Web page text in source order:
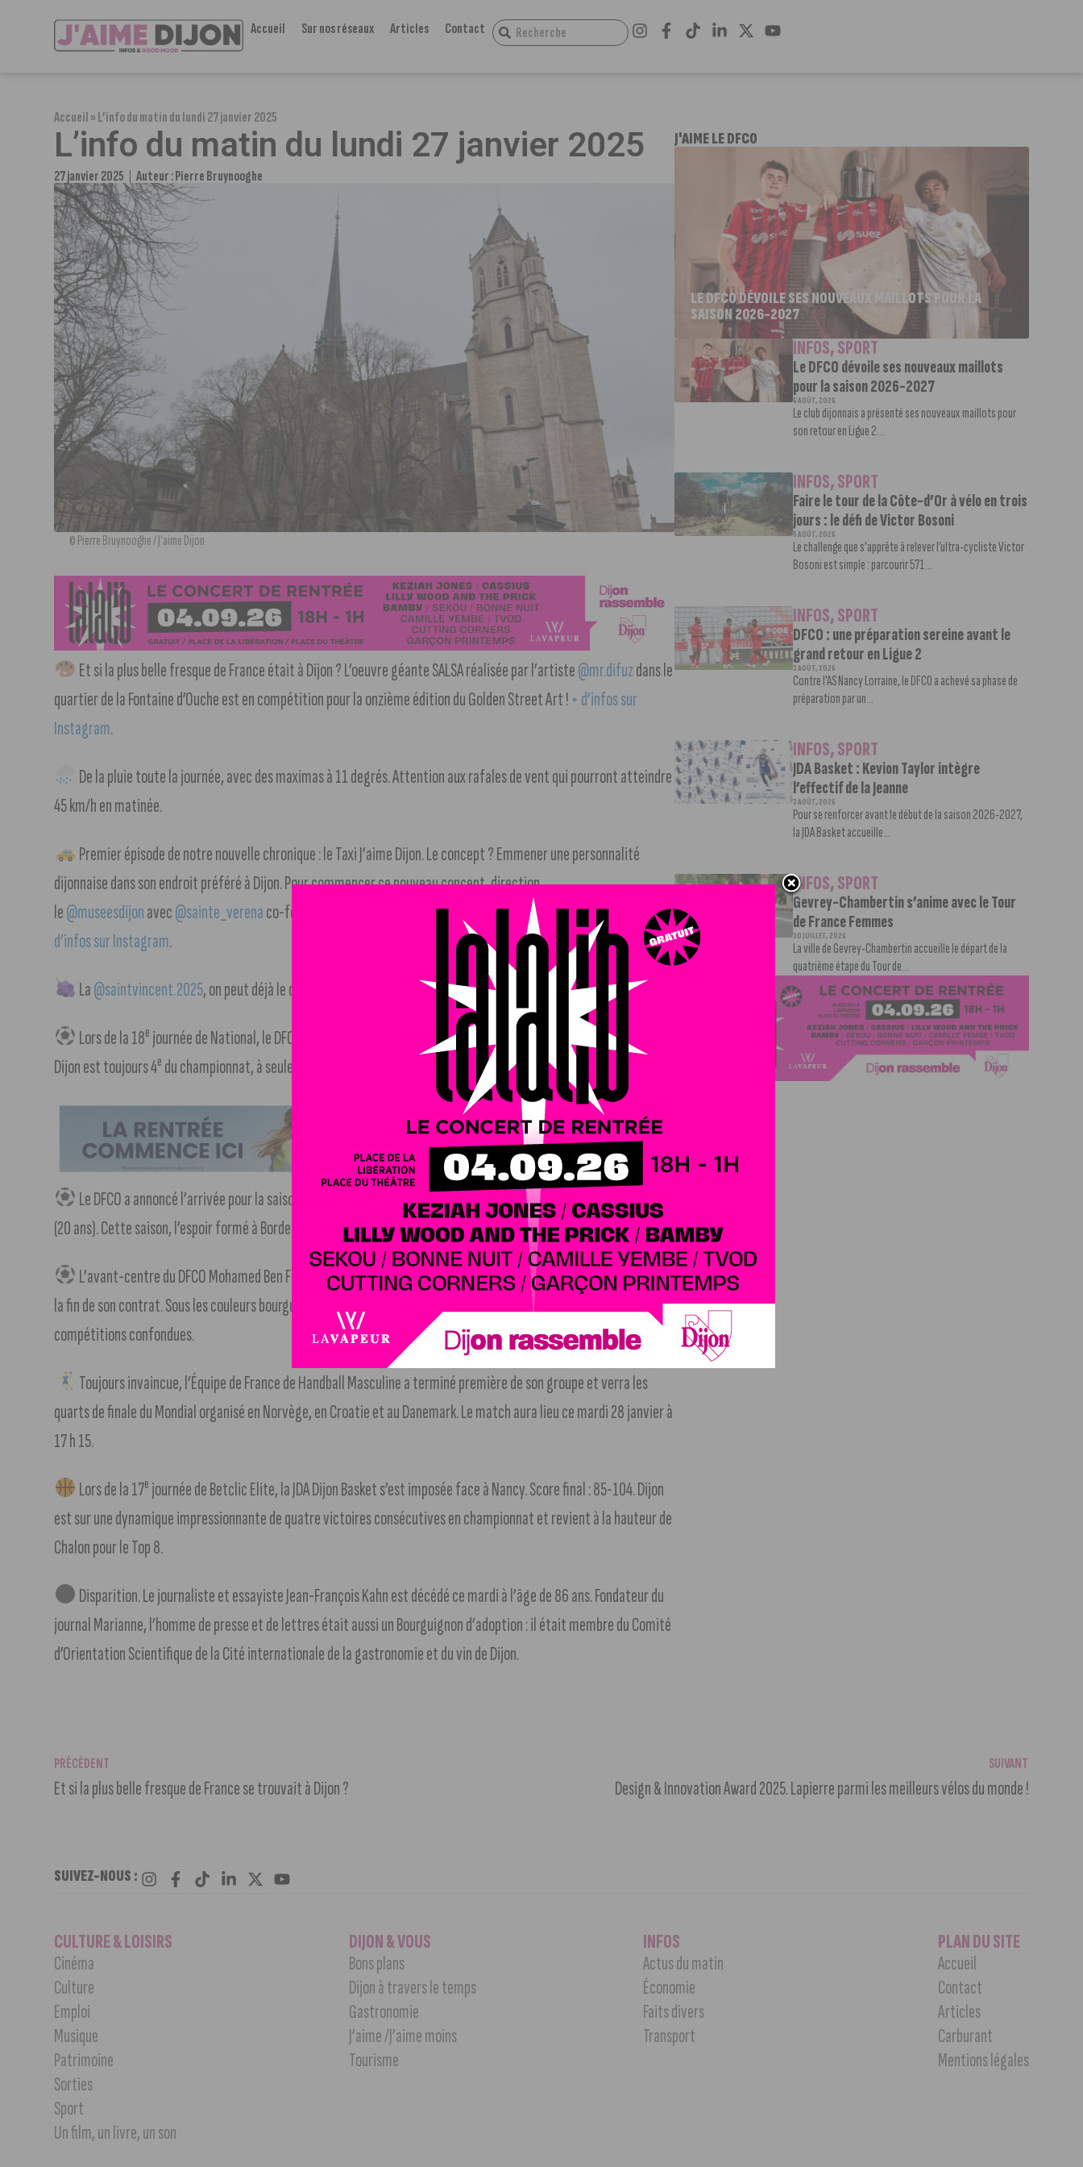
Accueil Sur nos réseaux Articles Contact
Accueil»L’info du matin du lundi 27 janvier 2025
L’info du matin du lundi 27 janvier 2025
27 janvier 2025 Auteur :Pierre Bruynooghe
© Pierre Bruynooghe / J'aime Dijon
Et si la plus belle fresque de France était à Dijon ? L’oeuvre géante SALSA réalisée par l’artiste@mr.difuzdans le
quartier de la Fontaine d’Ouche est en compétition pour la onzième édition du Golden Street Art !+ d’infos sur
Instagram.
De la pluie toute la journée, avec des maximas à 11 degrés. Attention aux rafales de vent qui pourront atteindre
45 km/h en matinée.
Premier épisode de notre nouvelle chronique : le Taxi J’aime Dijon. Le concept ? Emmener une personnalité
dijonnaise dans son endroit préféré à Dijon. Pour commencer ce nouveau concept, direction
le@museesdijonavec@sainte_verenaco-fondatrice du salon de tatouage @azora.maisondetatouage.dijon
d’infos sur Instagram.
La@saintvincent.2025, on peut déjà le dire : c’est un Grand Cru !+ d’infos sur Instagram
Lors de la 18e journée de National, le DFCO a fait match nul face à Quevilly à Gaston Gérard. Score final : 3-3.
Dijon est toujours 4e du championnat, à seulement 2 points de la 3 place de barragiste.
Le DFCO a annoncé l’arrivée pour la saison prochaine du jeune attaquant de Grasse (National 2) Alexis Ntamack
(20 ans). Cette saison, l’espoir formé à Bordeaux et à Toulouse, a marqué 7 buts en 17 matchs de championnat.
L’avant-centre du DFCO Mohamed Ben Fredj est prêté jusqu’à la fin de la saison au Puy Foot 43, c’est-dire jusqu’à
la fin de son contrat. Sous les couleurs bourguignonnes, l’attaquant a marqué 12 buts en 39 matchs toutes
compétitions confondues.
Toujours invaincue, l’Équipe de France de Handball Masculine a terminé première de son groupe et verra les
quarts de finale du Mondial organisé en Norvège, en Croatie et au Danemark. Le match aura lieu ce mardi 28 janvier à
17 h 15.
Lors de la 17e journée de Betclic Elite, la JDA Dijon Basket s’est imposée face à Nancy. Score final : 85-104. Dijon
est sur une dynamique impressionnante de quatre victoires consécutives en championnat et revient à la hauteur de
Chalon pour le Top 8.
Disparition. Le journaliste et essayiste Jean-François Kahn est décédé ce mardi à l’âge de 86 ans. Fondateur du
journal Marianne, l’homme de presse et de lettres était aussi un Bourguignon d’adoption : il était membre du Comité
d’Orientation Scientifique de la Cité internationale de la gastronomie et du vin de Dijon.
J'AIME LE DFCO
LE DFCO DÉVOILE SES NOUVEAUX MAILLOTS POUR LA
SAISON 2026-2027
INFOS,SPORT
Le DFCO dévoile ses nouveaux maillots
pour la saison 2026-2027
6 AOÛT, 2026
Le club dijonnais a présenté ses nouveaux maillots pour
son retour en Ligue 2....
INFOS,SPORT
Faire le tour de la Côte-d’Or à vélo en trois
jours : le défi de Victor Bosoni
5 AOÛT, 2026
Le challenge que s’apprête à relever l’ultra-cycliste Victor
Bosoni est simple : parcourir 571...
INFOS,SPORT
DFCO : une préparation sereine avant le
grand retour en Ligue 2
3 AOÛT, 2026
Contre l’AS Nancy Lorraine, le DFCO a achevé sa phase de
préparation par un...
INFOS,SPORT
JDA Basket : Kevion Taylor intègre
l’effectif de la Jeanne
3 AOÛT, 2026
Pour se renforcer avant le début de la saison 2026-2027,
la JDA Basket accueille...
INFOS,SPORT
Gevrey-Chambertin s’anime avec le Tour
de France Femmes
30 JUILLET, 2026
La ville de Gevrey-Chambertin accueille le départ de la
quatrième étape du Tour de...
PRÉCÉDENT
Et si la plus belle fresque de France se trouvait à Dijon ?
SUIVANT
Design & Innovation Award 2025. Lapierre parmi les meilleurs vélos du monde !
SUIVEZ-NOUS :
CULTURE & LOISIRS
Cinéma
Culture
Emploi
Musique
Patrimoine
Sorties
Sport
Un film, un livre, un son
DIJON & VOUS
Bons plans
Dijon à travers le temps
Gastronomie
J’aime /J’aime moins
Tourisme
INFOS
Actus du matin
Économie
Faits divers
Transport
PLAN DU SITE
Accueil
Contact
Articles
Carburant
Mentions légales